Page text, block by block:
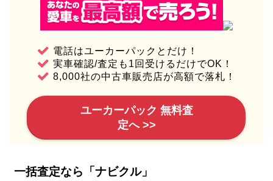
電話はユーカーパックとだけ！
実車確認/査定も1回受けるだけでOK！
8,000社の中古車販売店が高額で落札！
ユーカーパック 無料査
定へ >>
一括査定なら「ナビクル」